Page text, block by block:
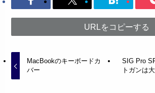
URLをコピーする
MacBookのキーボードカ
バー
SIG Pro
トガンは